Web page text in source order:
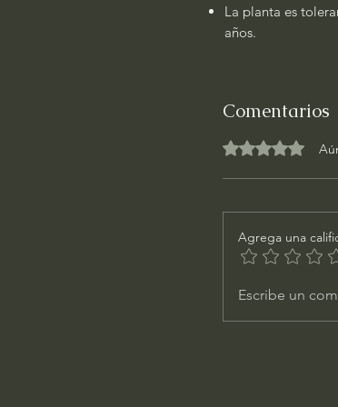
La planta es
años.
Comentarios
Obtuvo 0 de 5 estrellas.
Agrega una
Escribe un